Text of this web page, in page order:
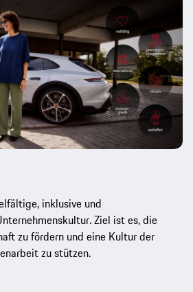
inklusive und
Ziel ist es, die
zu fördern und eine Kultur der
zu stützen.